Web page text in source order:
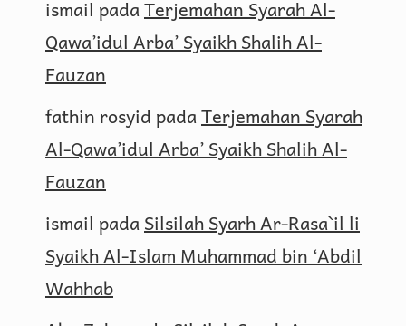
ismail padaTerjemahan Syarah Al-
Qawa’idul Arba’ Syaikh Shalih Al-
Fauzan
fathin rosyid padaTerjemahan Syarah
Al-Qawa’idul Arba’ Syaikh Shalih Al-
Fauzan
ismail padaSilsilah Syarh Ar-Rasa`il li
Syaikh Al-Islam Muhammad bin ‘Abdil
Wahhab